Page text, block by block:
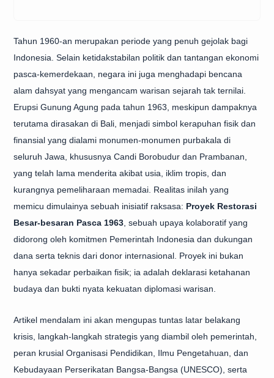
Tahun 1960-an merupakan periode yang penuh gejolak bagi
Indonesia. Selain ketidakstabilan politik dan tantangan ekonomi
pasca-kemerdekaan, negara ini juga menghadapi bencana
alam dahsyat yang mengancam warisan sejarah tak ternilai.
Erupsi Gunung Agung pada tahun 1963, meskipun dampaknya
terutama dirasakan di Bali, menjadi simbol kerapuhan fisik dan
finansial yang dialami monumen-monumen purbakala di
seluruh Jawa, khususnya Candi Borobudur dan Prambanan,
yang telah lama menderita akibat usia, iklim tropis, dan
kurangnya pemeliharaan memadai. Realitas inilah yang
memicu dimulainya sebuah inisiatif raksasa: Proyek Restorasi
Besar-besaran Pasca 1963 , sebuah upaya kolaboratif yang
didorong oleh komitmen Pemerintah Indonesia dan dukungan
dana serta teknis dari donor internasional. Proyek ini bukan
hanya sekadar perbaikan fisik; ia adalah deklarasi ketahanan
budaya dan bukti nyata kekuatan diplomasi warisan.
Artikel mendalam ini akan mengupas tuntas latar belakang
krisis, langkah-langkah strategis yang diambil oleh pemerintah,
peran krusial Organisasi Pendidikan, Ilmu Pengetahuan, dan
Kebudayaan Perserikatan Bangsa-Bangsa (UNESCO), serta